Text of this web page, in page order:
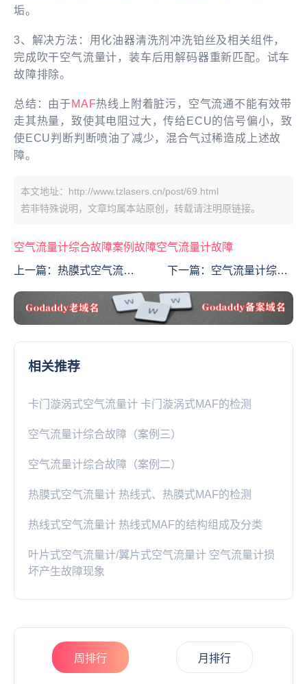
垢。
3、解决方法：用化油器清洗剂冲洗铂丝及相关组件，
完成吹干空气流量计，装车后用解码器重新匹配。试车
故障排除。
总结：由于 MAF热线上附着脏污，空气流通不能有效带
走其热量，致使其电阻过大，传给ECU的信号偏小，致
使ECU判断判断喷油了减少，混合气过稀造成上述故
障。
本文地址：http://www.tzlasers.cn/post/69.html
若非特殊说明，文章均属本站原创，转载请注明原链接。
空气流量计综合故障案例 故障空气流量计故障
上一篇： 热膜式空气流量
检测
下一篇： 空气流量计综合
相关推荐
卡门漩涡式空气流量计 卡门漩涡式MAF的检测
空气流量计综合故障（案例三）
空气流量计综合故障（案例二）
热膜式空气流量计 热线式、热膜式MAF的检测
热线式空气流量计 热线式MAF的结构组成及分类
叶片式空气流量计/翼片式空气流量计 空气流量计损
坏产生故障现象
周排行 月排行